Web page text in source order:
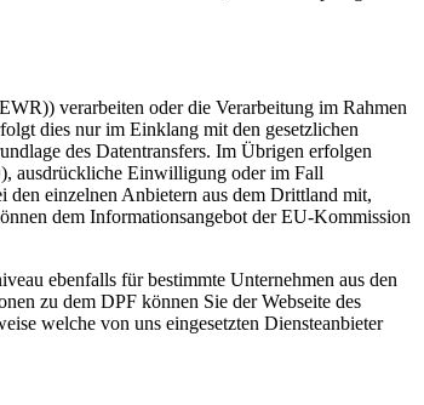
verarbeiten oder die Verarbeitung im Rahmen
dies nur im Einklang mit den gesetzlichen
des Datentransfers. Im Übrigen erfolgen
ausdrückliche Einwilligung oder im Fall
einzelnen Anbietern aus dem Drittland mit,
dem Informationsangebot der EU-Kommission
ebenfalls für bestimmte Unternehmen aus den
zu dem DPF können Sie der Webseite des
welche von uns eingesetzten Diensteanbieter